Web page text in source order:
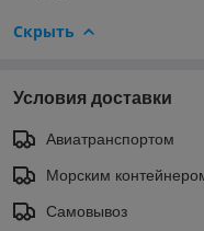
Скрыть
Условия доставки
Авиатранспортом
Морским
Самовывоз